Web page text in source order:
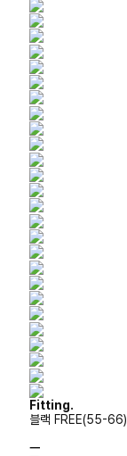
Fitting.
블랙 FREE(55-66)
ㅡ